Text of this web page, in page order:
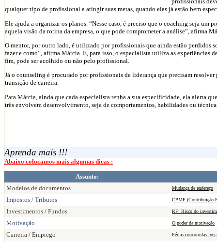
qualquer tipo de profissional a atingir suas metas, quando elas já estão bem
Ele ajuda a organizar os planos. “Nesse caso, é preciso que o coaching seja um
aquela visão da rotina da empresa, o que pode comprometer a análise”, afirma
O mentor, por outro lado, é utilizado por profissionais que ainda estão perdidos
fazer e como”, afirma Márcia. E, para isso, o especialista utiliza as experiências
fim, pode ser acolhido ou não pelo profissional.
Já o counseling é procurado por profissionais de liderança que precisam
transição de carreira.
Para Márcia, ainda que cada especialista tenha a sua especificidade, ela alerta
três envolvem desenvolvimento, seja de comportamentos, habilidades ou
Aprenda mais !!!
Abaixo colocamos mais algumas dicas :
Assunto:
Modelos de documentos
Mudança de endereço
Impostos / Tributos CPMF (Contribuição
Investimentos / Fundos RF: Risco do
Motivação O poder da motivação
Carreira / Emprego Férias concorridas: